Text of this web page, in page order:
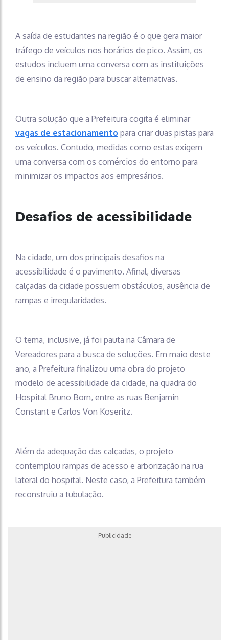
A saída de estudantes na região é o que gera maior
tráfego de veículos nos horários de pico. Assim, os
estudos incluem uma conversa com as instituições
de ensino da região para buscar alternativas.
Outra solução que a Prefeitura cogita é eliminar
vagas de estacionamento para criar duas pistas para
os veículos. Contudo, medidas como estas exigem
uma conversa com os comércios do entorno para
minimizar os impactos aos empresários.
Desafios de acessibilidade
Na cidade, um dos principais desafios na
acessibilidade é o pavimento. Afinal, diversas
calçadas da cidade possuem obstáculos, ausência de
rampas e irregularidades.
O tema, inclusive, já foi pauta na Câmara de
Vereadores para a busca de soluções. Em maio deste
ano, a Prefeitura finalizou uma obra do projeto
modelo de acessibilidade da cidade, na quadra do
Hospital Bruno Born, entre as ruas Benjamin
Constant e Carlos Von Koseritz.
Além da adequação das calçadas, o projeto
contemplou rampas de acesso e arborização na rua
lateral do hospital. Neste caso, a Prefeitura também
reconstruiu a tubulação.
Publicidade